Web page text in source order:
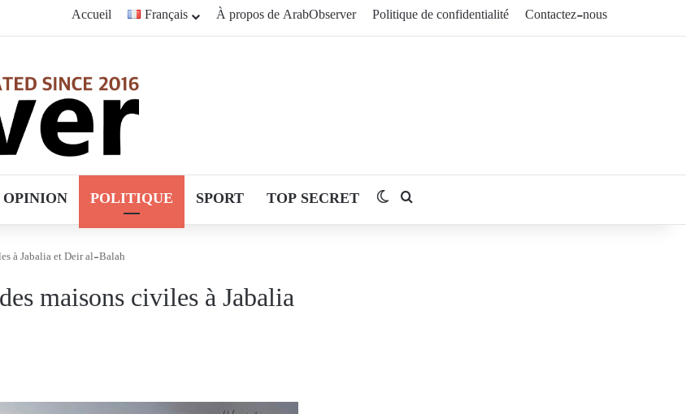
Accueil Français À propos de ArabObserver Politique de confidentialité Contactez-nous
OPINION POLITIQUE SPORT TOP SECRET Switch skin
à Jabalia et Deir al-Balah
maisons civiles à Jabalia